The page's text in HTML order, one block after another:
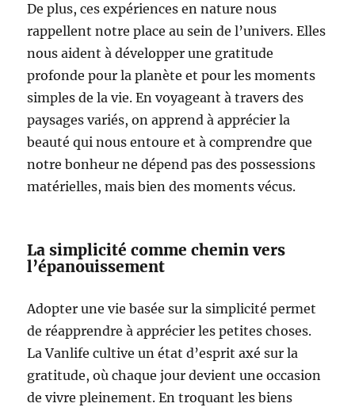
De plus, ces expériences en nature nous
rappellent notre place au sein de l’univers. Elles
nous aident à développer une gratitude
profonde pour la planète et pour les moments
simples de la vie. En voyageant à travers des
paysages variés, on apprend à apprécier la
beauté qui nous entoure et à comprendre que
notre bonheur ne dépend pas des possessions
matérielles, mais bien des moments vécus.
La simplicité comme chemin vers
l’épanouissement
Adopter une vie basée sur la simplicité permet
de réapprendre à apprécier les petites choses.
La Vanlife cultive un état d’esprit axé sur la
gratitude, où chaque jour devient une occasion
de vivre pleinement. En troquant les biens